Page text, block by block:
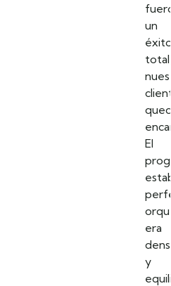
un
éxito
total,
El
era
denso
y